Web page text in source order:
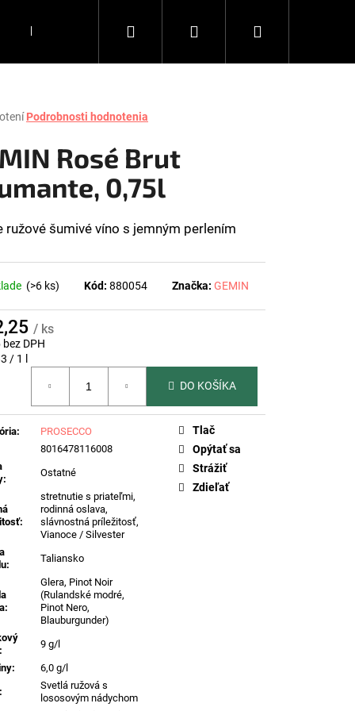
DARČEKY KÁVA DOPLNKY
Hľadať PrihlásenieNákupný
Podrobnosti hodnotenia
Rosé Brut
0,75l
ružové šumivé víno s jemným perlením
(>6 ks) Kód: 880054 Značka: GEMIN
/ ks
DPH
/ 1 l
DO KOŠÍKA
:
PROSECCO
8016478116008
:
Ostatné
:
stretnutie s priateľmi,
rodinná oslava,
slávnostná príležitosť,
Vianoce / Silvester
:
Taliansko
:
Glera, Pinot Noir
(Rulandské modré,
Pinot Nero,
Blauburgunder)
:
9 g/l
:
6,0 g/l
:
Svetlá ružová s
lososovým nádychom
Tlač
Opýtať sa
Strážiť
Zdieľať
DI VALDOBBIADENE
REFERENČNÉ